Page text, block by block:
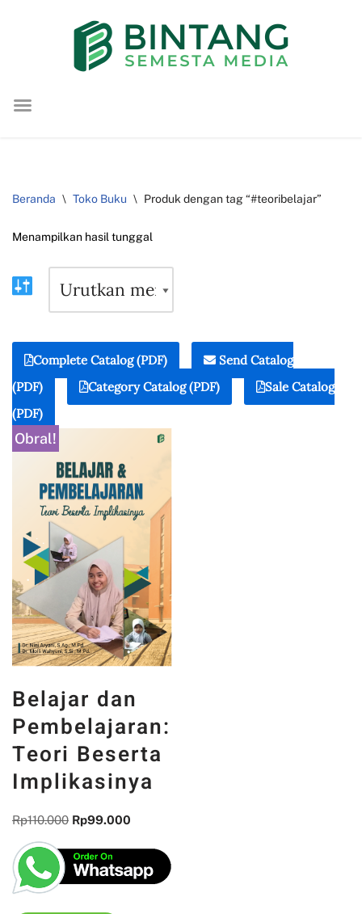
konten
Beranda \ Toko Buku \ Produk dengan tag “#teoribelajar”
Menampilkan hasil tunggal
Complete Catalog (PDF)
Send Catalog
(PDF)
Category Catalog (PDF)
Sale Catalog
(PDF)
Obral!
Belajar dan
Pembelajaran:
Teori Beserta
Implikasinya
Rp110.000 Rp99.000